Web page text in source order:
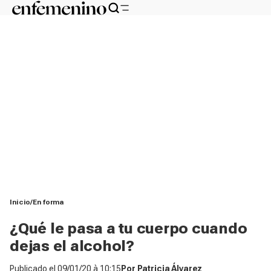
Inicio En forma
¿Qué le pasa a tu cuerpo cuando
dejas el alcohol?
Publicado el 09/01/20 à 10:15 Por Patricia Álvarez